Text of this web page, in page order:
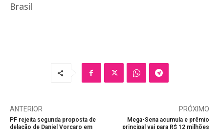
Brasil
ANTERIOR
PF rejeita segunda proposta de
delação de Daniel Vorcaro em
PRÓXIMO
Mega-Sena acumula e prêmio
principal vai para R$ 12 milhões